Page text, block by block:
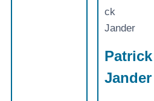
Patrick
Jander